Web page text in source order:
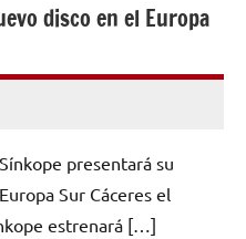
disco en el Europa
presentará su
Sur Cáceres el
estrenará […]